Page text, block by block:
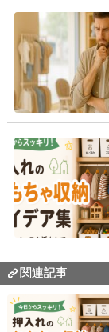
関連記事